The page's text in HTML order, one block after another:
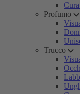
Profumo
Trucco